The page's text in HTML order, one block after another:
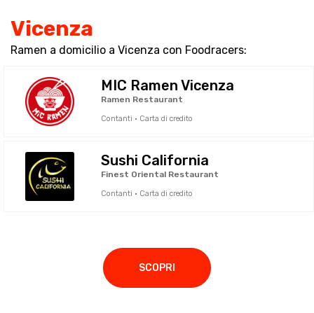
Vicenza
Ramen a domicilio a Vicenza con Foodracers:
MIC Ramen Vicenza
Ramen Restaurant
Contanti · Carta di credito
Sushi California
Finest Oriental Restaurant
Contanti · Carta di credito
SCOPRI